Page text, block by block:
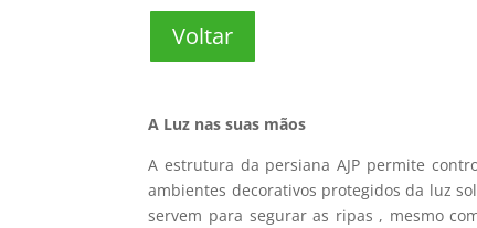
Voltar
A Luz nas suas mãos
A estrutura da persiana AJP permite
ambientes decorativos protegidos da luz
servem para segurar as ripas , mesmo